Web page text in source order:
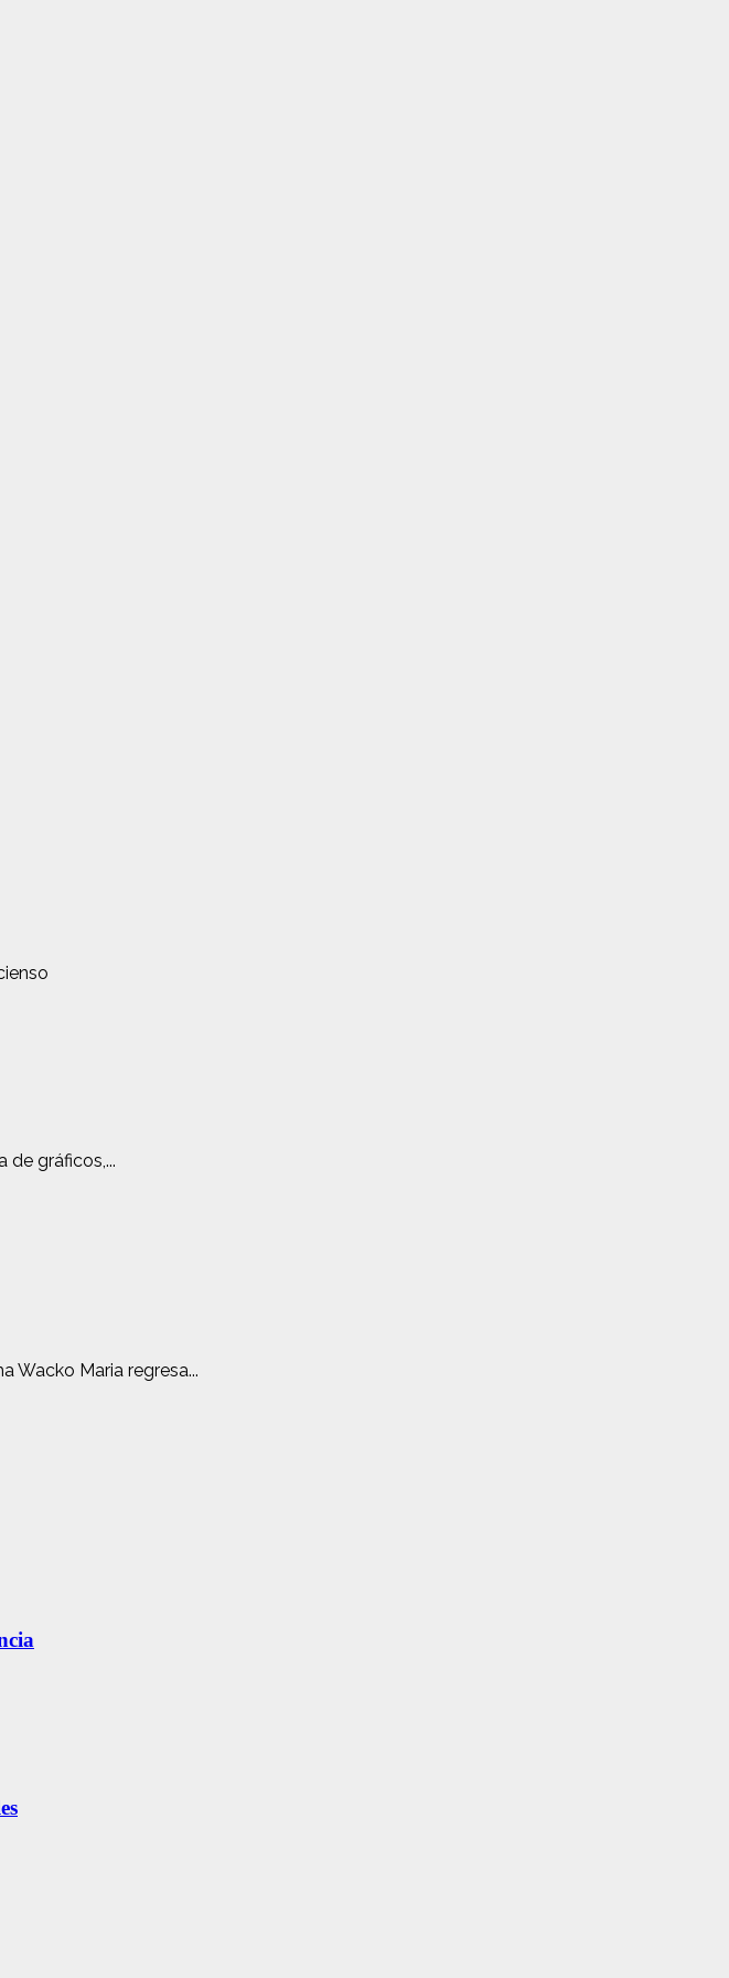
de gráficos,...
Wacko Maria regresa...